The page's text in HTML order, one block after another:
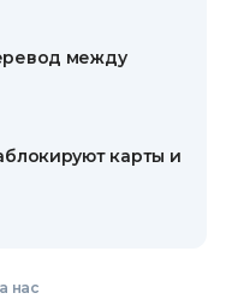
между
карты и
нас